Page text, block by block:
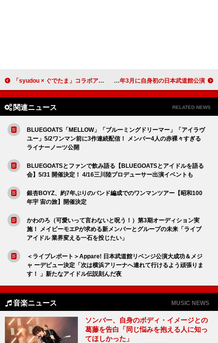
「syudou × ぐでたま」コラボアイテムが登場 Omoinotake、2026年3月に自身初の日本武道館公演
関連ニュース RELATED NEWS
BLUEGOATS「MELLOW」「ブルーミングドリーマー」「アイラヴ
ユー」5/2ワンマン前に3作連続配信！ メンバー4人の赤裸々すぎる
ライナーノーツ公開
BLUEGOATSとファンで飲み語る【BLUEGOATSとアイドルを語る
会】5/31 開催決定！ 4/16三川陸プロデューサー出演イベントも
銀杏BOYZ、約7年ぶりのバンド編成でのワンマンツアー【昭和100
年宇 宙の旅】開催決定
かわのろ（可愛いって言わないと呪う！）第3期オーディション実
施！ メイビーモエPが求める新メンバーとグループの未来「ライブ
アイドル 業界変える一石を投じたい」
＜ライブレポート＞Appare! 日本武道館リベンジ公演大成功＆メジ
ャ ーデビュー決定「次は横浜アリーナへ連れて行けるよう頑張りま
す！ 」新たなアイドル伝説刻んだ夜
音楽ニュース MUSIC NEWS
ソンバー、自身のボディ・イメージとの
葛藤を告白「同じ悩みを抱える人に知っ
てほしかった」